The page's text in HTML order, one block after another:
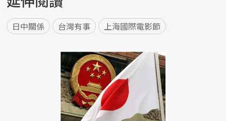
日中關係 台灣有事 上海國際電影節